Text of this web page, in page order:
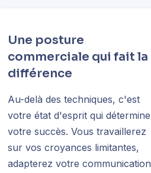
Une posture
commerciale qui fait la
différence
Au-delà des techniques, c'est
votre état d'esprit qui détermine
votre succès. Vous travaillerez
sur vos croyances limitantes,
adapterez votre communication